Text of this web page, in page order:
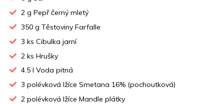
2 g Pepř černý mletý
350 g Těstoviny Farfalle
3 ks Cibulka jarní
2 ks Hrušky
4.5 l Voda pitná
3 polévková lžíce Smetana 16% (pochoutková)
2 polévková lžíce Mandle plátky